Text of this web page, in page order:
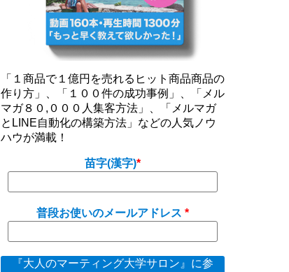
「１商品で１億円を売れるヒット商品商品の
作り方」、「１００件の成功事例」、「メル
マガ８０,０００人集客方法」、「メルマガ
とLINE自動化の構築方法」などの人気ノウ
ハウが満載！
苗字(漢字)
普段お使いのメールアドレス
『大人のマーティング大学サロン』に参